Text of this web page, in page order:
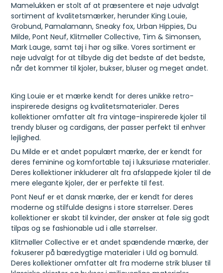
Mamelukken er stolt af at præsentere et nøje udvalgt
sortiment af kvalitetsmærker, herunder King Louie,
Grobund, Pamalamann, Sneaky fox, Urban Hippies, Du
Milde, Pont Neuf, Klitmøller Collective, Tim & Simonsen,
Mark Lauge, samt tøj i hør og silke. Vores sortiment er
nøje udvalgt for at tilbyde dig det bedste af det bedste,
når det kommer til kjoler, bukser, bluser og meget andet.
King Louie er et mærke kendt for deres unikke retro-
inspirerede designs og kvalitetsmaterialer. Deres
kollektioner omfatter alt fra vintage-inspirerede kjoler til
trendy bluser og cardigans, der passer perfekt til enhver
lejlighed.
Du Milde er et andet populært mærke, der er kendt for
deres feminine og komfortable tøj i luksuriøse materialer.
Deres kollektioner inkluderer alt fra afslappede kjoler til de
mere elegante kjoler, der er perfekte til fest.
Pont Neuf er et dansk mærke, der er kendt for deres
moderne og stilfulde designs i store størrelser. Deres
kollektioner er skabt til kvinder, der ønsker at føle sig godt
tilpas og se fashionable ud i alle størrelser.
Klitmøller Collective er et andet spændende mærke, der
fokuserer på bæredygtige materialer i Uld og bomuld.
Deres kollektioner omfatter alt fra moderne strik bluser til